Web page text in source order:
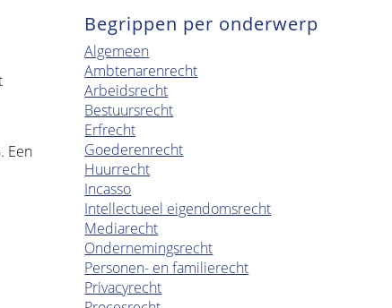
Een
Begrippen per onderwerp
Algemeen
Ambtenarenrecht
Arbeidsrecht
Bestuursrecht
Erfrecht
Goederenrecht
Huurrecht
Incasso
Intellectueel eigendomsrecht
Mediarecht
Ondernemingsrecht
Personen- en familierecht
Privacyrecht